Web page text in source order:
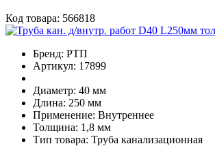
Код товара: 566818
Бренд: РТП
Артикул: 17899
Диаметр: 40 мм
Длина: 250 мм
Применение: Внутреннее
Толщина: 1,8 мм
Тип товара: Труба канализационная